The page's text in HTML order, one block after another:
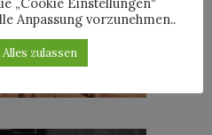
IM
Anpassung vorzunehmen..
Alles zulassen